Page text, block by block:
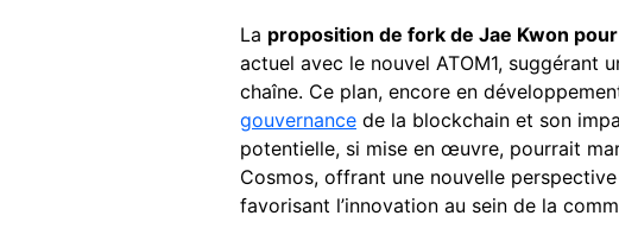
La proposition de fork de Jae Kwon
actuel avec le nouvel ATOM1, suggérant
chaîne. Ce plan, encore en
gouvernance de la blockchain et son
potentielle, si mise en œuvre, pourrait
Cosmos, offrant une nouvelle
favorisant l’innovation au sein de la